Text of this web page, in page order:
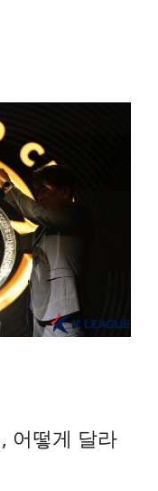
어떻게 달라